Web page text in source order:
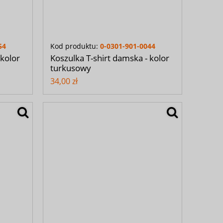
Kod produktu: 0-0301-901-0044
Koszulka T-shirt damska - kolor
turkusowy
34,00 zł